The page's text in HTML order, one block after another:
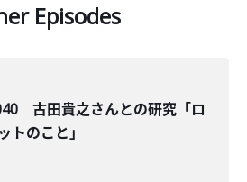
Episodes
古田貴之さんとの研究「ロ
トのこと」